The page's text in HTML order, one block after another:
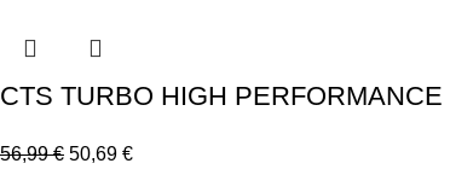
CTS TURBO HIGH
56,99€ 50,69 €